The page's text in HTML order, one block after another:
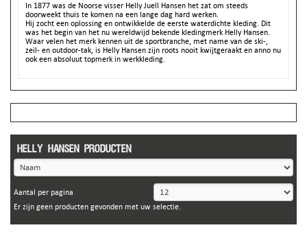
In 1877 was de Noorse visser Helly Juell Hansen het zat om steeds
doorweekt thuis te komen na een lange dag hard werken.
Hij zocht een oplossing en ontwikkelde de eerste waterdichte kleding. Dit
was het begin van het nu wereldwijd bekende kledingmerk Helly Hansen.
Waar velen het merk kennen uit de sportbranche, met name van de ski-,
zeil- en outdoor-tak, is Helly Hansen zijn roots nooit kwijtgeraakt en anno nu
ook een absoluut topmerk in werkkleding.
Helly Hansen producten
Aantal per pagina
Er zijn geen producten gevonden met uw selectie.